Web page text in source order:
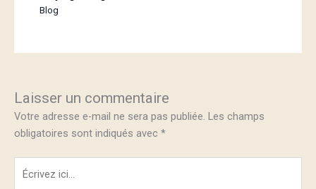
Blog
Laisser un commentaire
Votre adresse e-mail ne sera pas publiée. Les champs
obligatoires sont indiqués avec *
Écrivez
ici…